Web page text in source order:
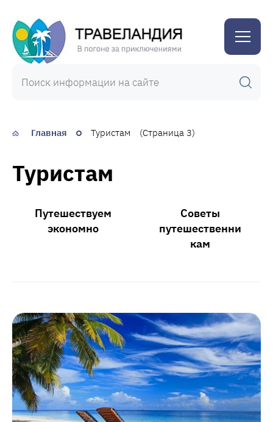
Травеландия
Главная Туристам (Страница 3)
Туристам
Путешествуем
экономно
Советы
путешественни
кам